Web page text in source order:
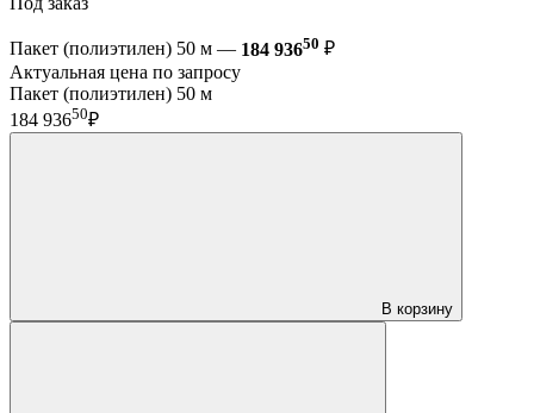
Пакет (полиэтилен) 50 м — 184 93650 ₽
Актуальная цена по запросу
Пакет (полиэтилен) 50 м
184 93650₽
В корзину